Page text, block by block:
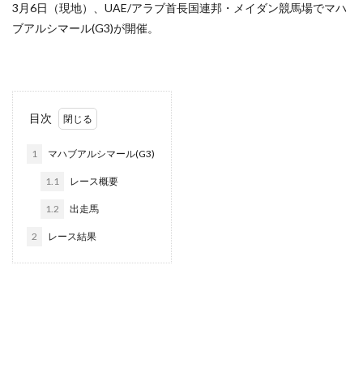
3月6日（現地）、UAE/アラブ首長国連邦・メイダン競馬場でマハ
ブアルシマール(G3)が開催。
目次
1 マハブアルシマール(G3)
1.1 レース概要
1.2 出走馬
2 レース結果